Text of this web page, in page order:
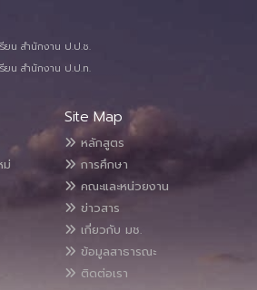
รียน สำนักงาน ป.ป.ช.
รียน สำนักงาน ป.ป.ท.
ม่
Site Map
หลักสูตร
การศึกษา
คณะและหน่วยงาน
ข่าวสาร
เกี่ยวกับ มช.
ข้อมูลสาธารณะ
ติดต่อเรา